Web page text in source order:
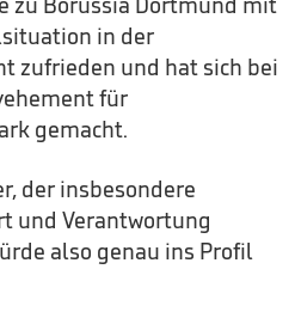
in der
zufrieden und hat sich bei
für
gemacht.
der insbesondere
und Verantwortung
also genau ins Profil